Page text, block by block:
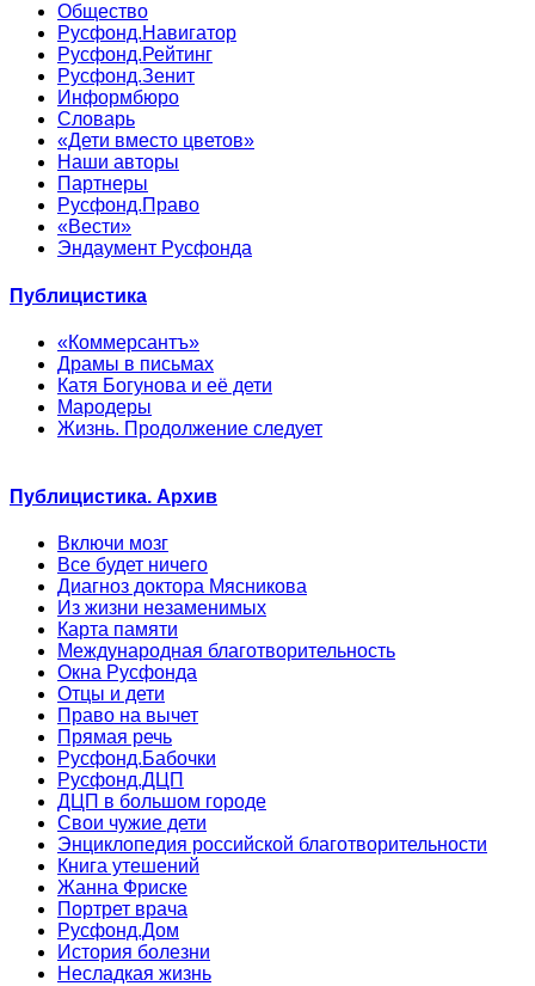
Общество
Русфонд.Навигатор
Русфонд.Рейтинг
Русфонд.Зенит
Информбюро
Словарь
«Дети вместо цветов»
Наши авторы
Партнеры
Русфонд.Право
«Вести»
Эндаумент Русфонда
Публицистика
«Коммерсантъ»
Драмы в письмах
Катя Богунова и её дети
Мародеры
Жизнь. Продолжение следует
Публицистика. Архив
Включи мозг
Все будет ничего
Диагноз доктора Мясникова
Из жизни незаменимых
Карта памяти
Международная благотворительность
Окна Русфонда
Отцы и дети
Право на вычет
Прямая речь
Русфонд.Бабочки
Русфонд.ДЦП
ДЦП в большом городе
Свои чужие дети
Энциклопедия российской благотворительности
Книга утешений
Жанна Фриске
Портрет врача
Русфонд.Дом
История болезни
Несладкая жизнь